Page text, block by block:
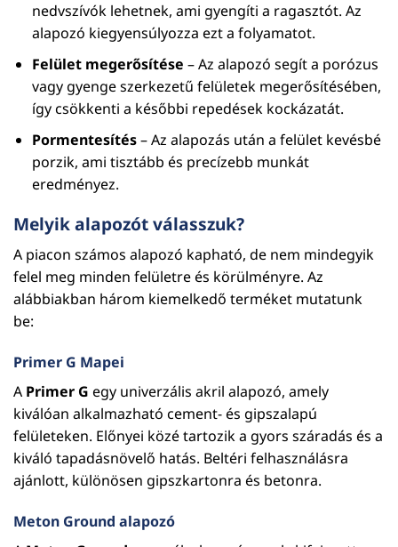
nedvszívók lehetnek, ami gyengíti a ragasztót. Az
alapozó kiegyensúlyozza ezt a folyamatot.
Felület megerősítése – Az alapozó segít a porózus
vagy gyenge szerkezetű felületek megerősítésében,
így csökkenti a későbbi repedések kockázatát.
Pormentesítés– Az alapozás után a felület kevésbé
porzik, ami tisztább és precízebb munkát
eredményez.
Melyik alapozót válasszuk?
A piacon számos alapozó kapható, de nem mindegyik
felel meg minden felületre és körülményre. Az
alábbiakban három kiemelkedő terméket mutatunk
be:
Primer G Mapei
A Primer G egy univerzális akril alapozó, amely
kiválóan alkalmazható cement- és gipszalapú
felületeken. Előnyei közé tartozik a gyors száradás és a
kiváló tapadásnövelő hatás. Beltéri felhasználásra
ajánlott, különösen gipszkartonra és betonra.
Meton Ground alapozó